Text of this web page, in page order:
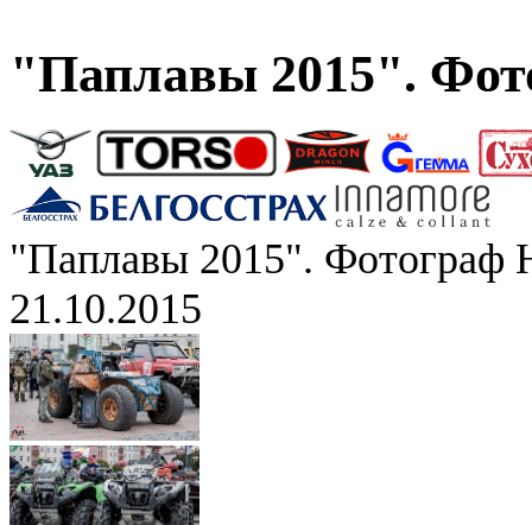
"Паплавы 2015".
"Паплавы 2015". Фотограф
21.10.2015